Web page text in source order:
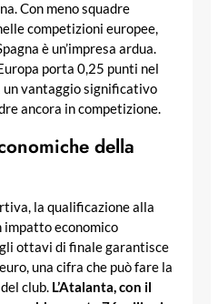
Con meno squadre
competizioni europee,
è un’impresa ardua.
porta 0,25 punti nel
un vantaggio significativo
ancora in competizione.
della
la qualificazione alla
impatto economico
ottavi di finale garantisce
una cifra che può fare la
club. L’Atalanta, con il